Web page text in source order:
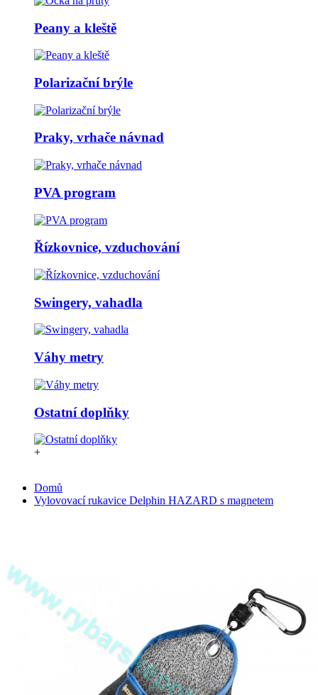
Peany a kleště
Polarizační brýle
Praky, vrhače návnad
PVA program
Řízkovnice, vzduchování
Swingery, vahadla
Váhy metry
Ostatní doplňky
+
Domů
Vylovovací rukavice Delphin HAZARD s magnetem